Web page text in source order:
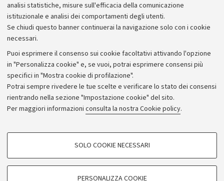
analisi statistiche, misure sull'efficacia della comunicazione
istituzionale e analisi dei comportamenti degli utenti.
Se chiudi questo banner continuerai la navigazione solo con i cookie
necessari.
Puoi esprimere il consenso sui cookie facoltativi attivando l'opzione
in "Personalizza cookie" e, se vuoi, potrai esprimere consensi più
specifici in "Mostra cookie di profilazione".
Potrai sempre rivedere le tue scelte e verificare lo stato dei consensi
rientrando nella sezione "Impostazione cookie" del sito.
Per maggiori informazioni consulta la nostra Cookie policy.
COOKIE DI PROFILAZIONE - FACOLTATIVI
SOLO COOKIE NECESSARI
PERSONALIZZA COOKIE
Archivio
Comunicati stampa
Redazione
Rassegna stampa